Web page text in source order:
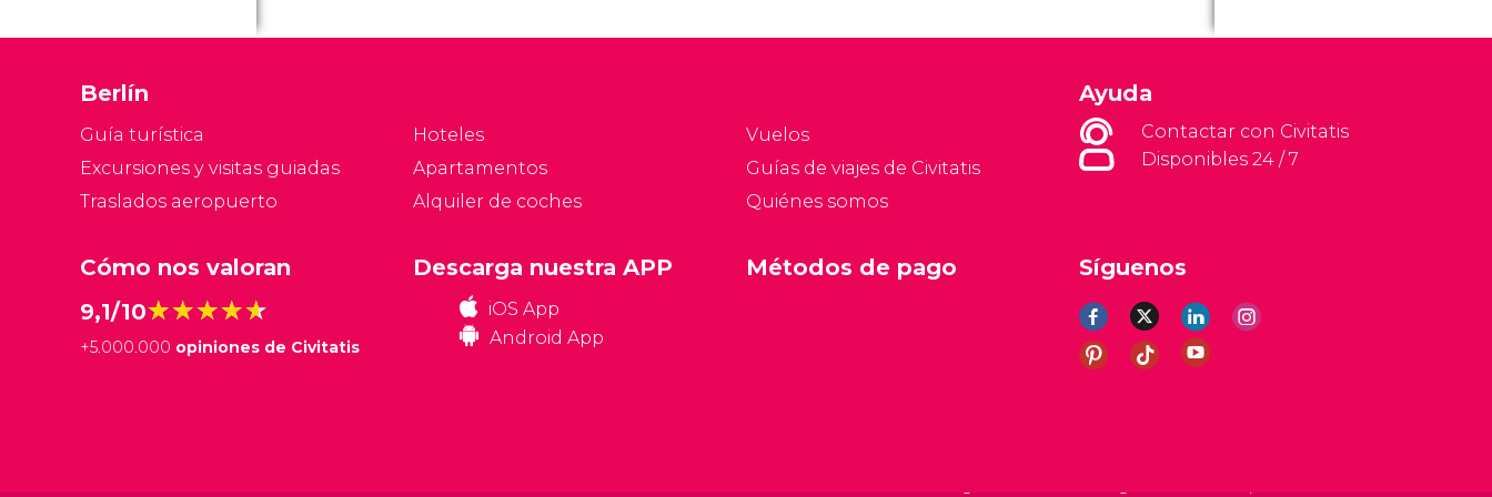
horario comercial, la
dando respuesta a las
preguntas habituales
Berlín.
Berlín
Guía turística
Excursiones y visitas guiadas
Traslados aeropuerto
Hoteles
Apartamentos
Alquiler de coches
Vuelos
Guías de viajes de Civitatis
Quiénes somos
Ayuda
Contactar con Civitatis
Disponibles 24 / 7
Cómo nos valoran
9,1/10★★★★★
★★★★★
+5.000.000 opiniones de Civitatis
Síguenos
Descarga nuestra APP
iOS App
Android App
Métodos de pago